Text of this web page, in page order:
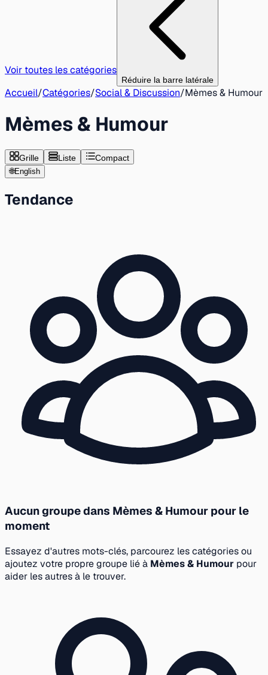
Voir toutes les catégories
Réduire la barre latérale
Accueil/Catégories/Social & Discussion/Mèmes & Humour
Mèmes & Humour
Grille Liste Compact
🌐English
Tendance
Aucun groupe dans Mèmes & Humour pour le
moment
Essayez d'autres mots-clés, parcourez les catégories ou
ajoutez votre propre groupe lié à Mèmes & Humour pour
aider les autres à le trouver.